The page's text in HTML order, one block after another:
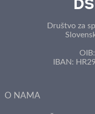
Društvo za
IBAN:
O NAMA